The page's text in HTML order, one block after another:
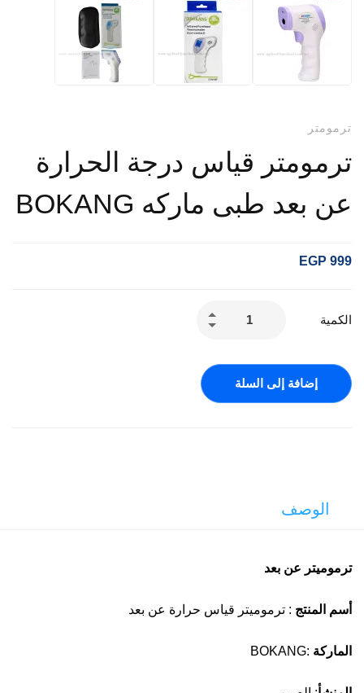
ترمومتر
ترمومتر قياس درجة الحرارة
عن بعد طبى ماركه BOKANG
EGP 999
الكمية
إضافة إلى السلة
الوصف
ترموميتر عن بعد
أسم المنتج : ترموميتر قياس حرارة عن بعد
الماركة :BOKANG